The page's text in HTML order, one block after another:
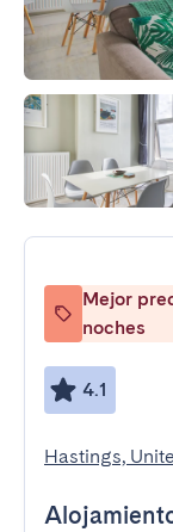
Mejor
noches
4.1
Hastings,